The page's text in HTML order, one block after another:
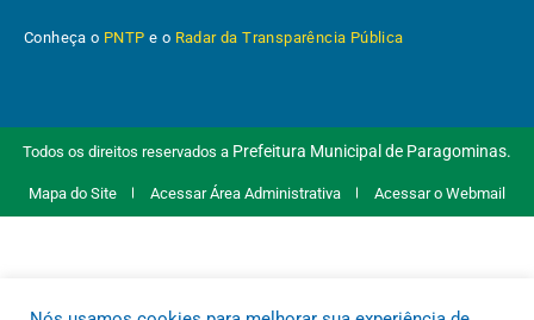
Conheça o PNTP e o Radar da Transparência Pública
Todos os direitos reservados a Prefeitura Municipal de Paragominas.
Mapa do Site Acessar Área Administrativa Acessar o Webmail